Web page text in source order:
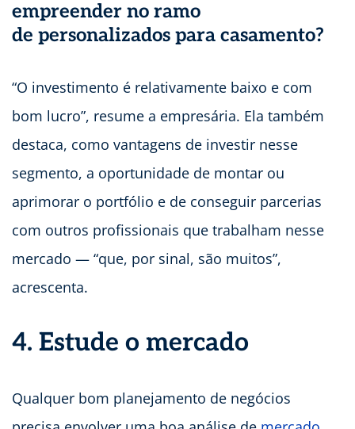
empreender no ramo
de personalizados para casamento?
“O investimento é relativamente baixo e com
bom lucro”, resume a empresária. Ela também
destaca, como vantagens de investir nesse
segmento, a oportunidade de montar ou
aprimorar o portfólio e de conseguir parcerias
com outros profissionais que trabalham nesse
mercado — “que, por sinal, são muitos”,
acrescenta.
4. Estude o mercado
Qualquer bom planejamento de negócios